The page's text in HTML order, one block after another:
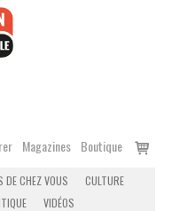
Magazines Boutique
Voir
DE CHEZ VOUS
CULTURE
VIDÉOS